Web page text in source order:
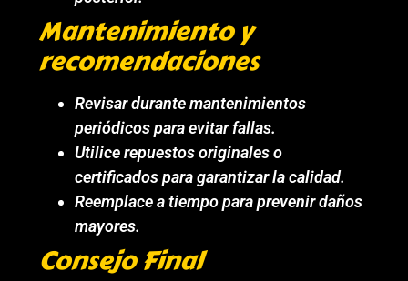
Mantenimiento y
recomendaciones
Revisar durante mantenimientos
periódicos para evitar fallas.
Utilice repuestos originales o
certificados para garantizar la calidad.
Reemplace a tiempo para prevenir daños
mayores.
Consejo Final